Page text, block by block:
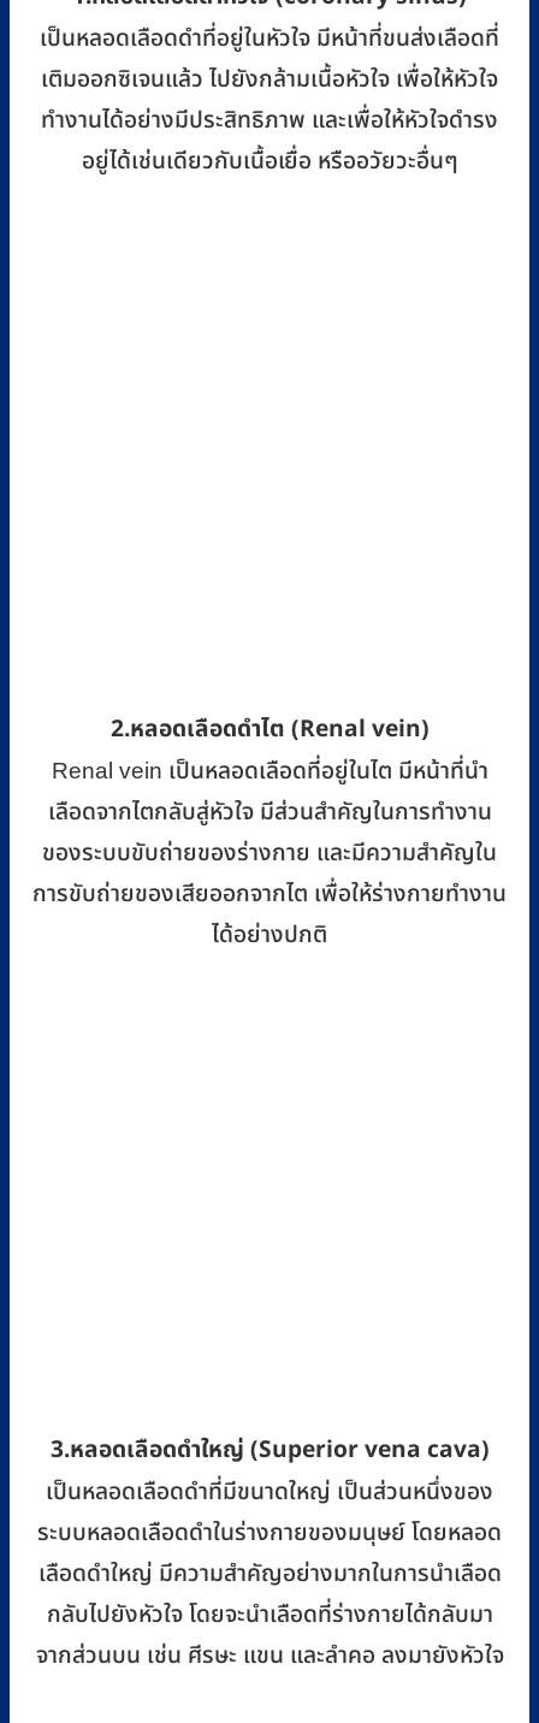
เป็นหลอดเลือดดำที่อยู่ในหัวใจ มีหน้าที่ขนส่งเลือดที่
เติมออกซิเจนแล้ว ไปยังกล้ามเนื้อหัวใจ เพื่อให้หัวใจ
ทำงานได้อย่างมีประสิทธิภาพ และเพื่อให้หัวใจดำรง
อยู่ได้เช่นเดียวกับเนื้อเยื่อ หรืออวัยวะอื่นๆ
2.หลอดเลือดดำไต (Renal vein)
Renal vein เป็นหลอดเลือดที่อยู่ในไต มีหน้าที่นำ
เลือดจากไตกลับสู่หัวใจ มีส่วนสำคัญในการทำงาน
ของระบบขับถ่ายของร่างกาย และมีความสำคัญใน
การขับถ่ายของเสียออกจากไต เพื่อให้ร่างกายทำงาน
ได้อย่างปกติ
3.หลอดเลือดดำใหญ่ (Superior vena cava)
เป็นหลอดเลือดดำที่มีขนาดใหญ่ เป็นส่วนหนึ่งของ
ระบบหลอดเลือดดำในร่างกายของมนุษย์ โดยหลอด
เลือดดำใหญ่ มีความสำคัญอย่างมากในการนำเลือด
กลับไปยังหัวใจ โดยจะนำเลือดที่ร่างกายได้กลับมา
จากส่วนบน เช่น ศีรษะ แขน และลำคอ ลงมายังหัวใจ